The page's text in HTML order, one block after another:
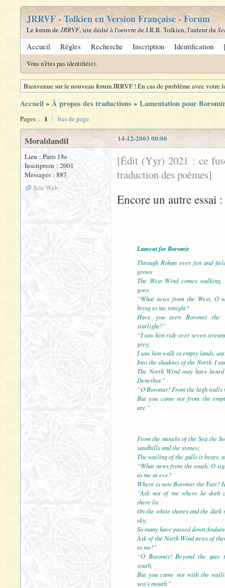
JRRVF - Tolkien en Version Française - Forum
Le forum deJRRVF, site dédié à l'oeuvre de J.R.R. Tolkien, l'auteur du
Accueil Règles Recherche Inscription Identification
Vous n'êtes pas identifié(e).
Bienvenue sur le nouveau forum JRRVF ! En cas de problème avec
Accueil» À propos des traductions» Lamentation pour
Pages : 1 bas de page
14-12-2003 00:00
Moraldandil
Lieu : Paris 18e
Inscription : 2001
Messages : 887
Site Web
[Édit (Yyr) 2021 : ce
traduction des poèmes]
Lament for Boromir
Through Rohan over fen and
grows
The West Wind comes
goes.
“What news from the West, O
bring to me tonight?
Have you seen Boromir
starlight?”
“I saw him ride over seven
grey;
I saw him walk in empty lands,
Into the shadows of the North. I
The North Wind may have
Denethor.”
“O Boromir! From the high walls
But you came not from the
are.”
From the mouths of the Sea the
sandhills and the stones;
The wailing of the gulls it bears,
“What news from the south, O
to me at eve?
Where is now Boromir the Fair?
“Ask not of me where he doth
there lie
On the white shores and the dark
sky;
So many have passed down
Ask of the North Wind news of
to me!”
“O Boromir! Beyond the gate
south,
But you came not with the
sea’s mouth.”